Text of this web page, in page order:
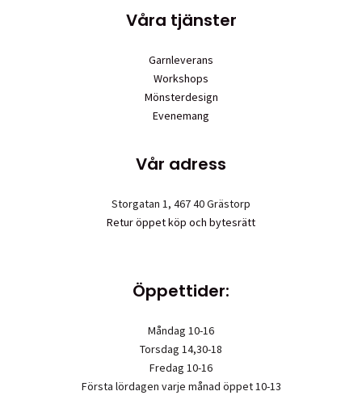
Våra tjänster
Garnleverans
Workshops
Mönsterdesign
Evenemang
Vår adress
Storgatan 1, 467 40 Grästorp
Retur öppet köp och bytesrätt
Öppettider:
Måndag 10-16
Torsdag 14,30-18
Fredag 10-16
Första lördagen varje månad öppet 10-13